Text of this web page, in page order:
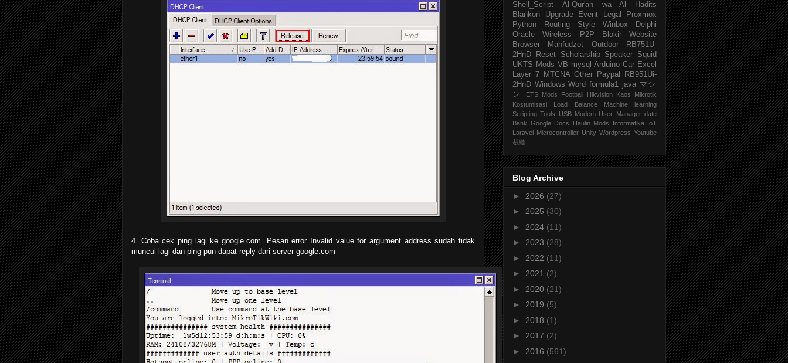
4. Coba cek ping lagi ke google.com. Pesan error Invalid value for argument address sudah tidak
muncul lagi dan ping pun dapat reply dari server google.com
Shell_Script
Al-Qur'an wa Al Hadits
Blankon
Upgrade Event Legal
Proxmox
Python
Routing Style Winbox
Delphi
Oracle
Wireless P2P
Blokir Website
Browser
Mahfudzot Outdoor
RB751U-
2HnD
Reset Scholarship Speaker
Squid
UKTS Mods VB mysql Arduino Car Excel
Layer 7
MTCNA Other Paypal
RB951Ui-
2HnD Windows Word formula1 java マシ
ン
ETS Mods Football Hikvision Kaos Mikrotik
Kostumisasi
Load Balance
Machine learning
Scripting Tools USB Modem User Manager date
Bank Google Docs Haulin Mods Informatika IoT
Laravel Microcontroller Unity Wordpress Youtube
裁縫
Blog Archive
► 2026 (27)
► 2025 (30)
► 2024 (11)
► 2023 (28)
► 2022 (11)
► 2021 (2)
► 2020 (21)
► 2019 (5)
► 2018 (1)
► 2017 (2)
► 2016 (561)